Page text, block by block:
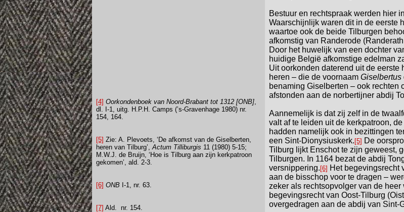
[4] Oorkondenboek van Noord-Brabant tot 1312 [ONB],
dl. I-1, uitg. H.P.H. Camps (’s-Gravenhage 1980) nr.
154, 164.
[5] Zie: A. Plevoets, ‘De afkomst van de Giselberten,
heren van Tilburg’,Actum Tilliburgis 11 (1980) 5-15;
M.W.J. de Bruijn, ‘Hoe is Tilburg aan zijn kerkpatroon
gekomen’, ald. 2-3.
[6] ONB I-1, nr. 63.
[7] Ald. nr. 154.
Bestuur en rechtspraak werden hier
Waarschijnlijk waren dit in de eerste
waartoe ook de beide Tilburgen
afkomstig van Randerode
Door het huwelijk van een dochter
huidige België afkomstige edelman
Uit oorkonden daterend uit de
heren – die de voornaam Giselbertus
benaming Giselberten – ook rechten
afstonden aan de norbertijner abdij
Aannemelijk is dat zij zelf in de
valt af te leiden uit de kerkpatroon,
hadden namelijk ook in bezittingen
een Sint-Dionysiuskerk. [5] De
Tilburg lijkt Enschot te zijn geweest,
Tilburgen. In 1164 bezat de abdij
versnippering. [6] Het begevingsrecht
aan de bisschop voor te dragen –
zeker als rechtsopvolger van de
begevingsrecht van Oost-Tilburg
overgedragen aan de abdij van Sint-